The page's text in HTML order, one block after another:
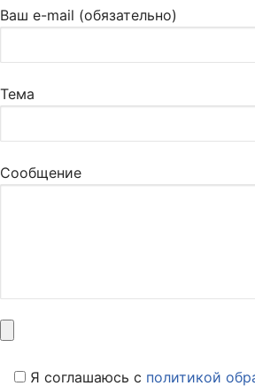
Ваш e-mail (обязательно)
Тема
Сообщение
Я соглашаюсь c политикой